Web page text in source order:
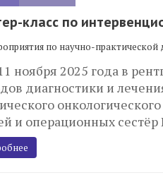
класс по
по научно-практической
ноября 2025 года в
диагностики и
и операционных сестёр